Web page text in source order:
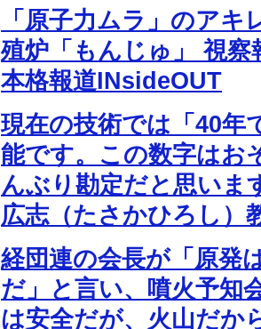
「原子力ムラ」のアキ
殖炉「もんじゅ」 視察
本格報道INsideOUT
現在の技術では「40年
能です。この数字はお
んぶり勘定だと思いま
広志（たさかひろし）
経団連の会長が「原発
だ」と言い、噴火予知
は安全だが、火山だか